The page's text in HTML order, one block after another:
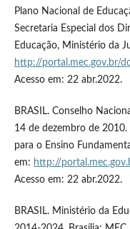
Plano Nacional de
Secretaria Especial dos
Educação, Ministério da
http://portal.mec.gov.br/
Acesso em: 22 abr.2022.
BRASIL. Conselho
14 de dezembro de
para o Ensino
em: http://
Acesso em: 22 abr.2022.
BRASIL. Ministério da